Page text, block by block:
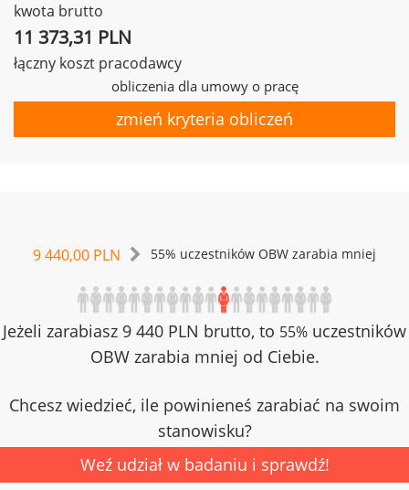
kwota brutto
11 373,31 PLN
łączny koszt pracodawcy
obliczenia dla umowy o pracę
zmień kryteria obliczeń
9 440,00 PLN 55% uczestników OBW zarabia mniej
Jeżeli zarabiasz 9 440 PLN brutto, to 55% uczestników
OBW zarabia mniej od Ciebie.
Chcesz wiedzieć, ile powinieneś zarabiać na swoim
stanowisku?
Weź udział w badaniu i sprawdź!